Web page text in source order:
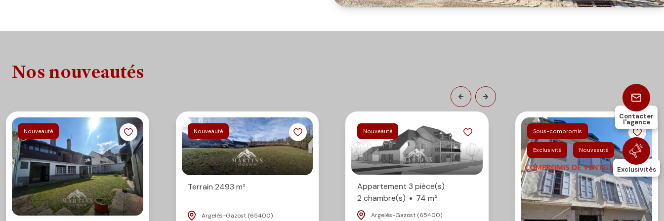
Nos engagements:
- De vous accompagner dans vos démarches (bancaires, notaires,
Au plaisir de vous rencontrer prochainement !
Nos nouveautés
Nouveauté Nouveauté
Terrain 2493 m²
Argelès-Gazost (65400)
Nouveauté
Appartement 3 pièce(s)
2 chambre(s)
74 m²
Argelès-Gazost (65400)
Sous-compromis
Exclusivité Nouveauté
Contacter
l'agence
Exclusivités